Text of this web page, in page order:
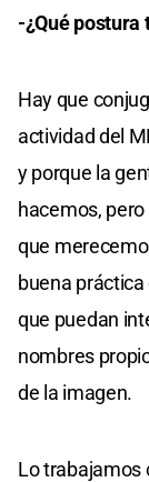
-¿Qué
Hay que
actividad del
y porque la
hacemos,
que
buena
que puedan
nombres
de la imagen.
Lo trabajamos